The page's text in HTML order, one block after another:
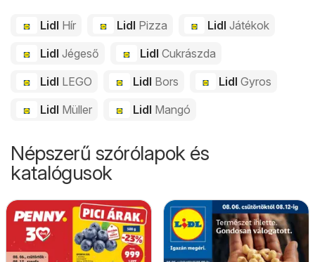
Lidl Hír Lidl Pizza LidlJátékok
Lidl Jégeső Lidl Cukrászda
Lidl LEGO Lidl Bors LidlGyros
Lidl Müller Lidl Mangó
Népszerű szórólapok és
katalógusok